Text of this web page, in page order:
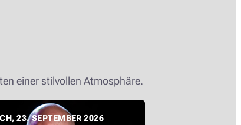
einer stilvollen Atmosphäre.
23. SEPTEMBER 2026